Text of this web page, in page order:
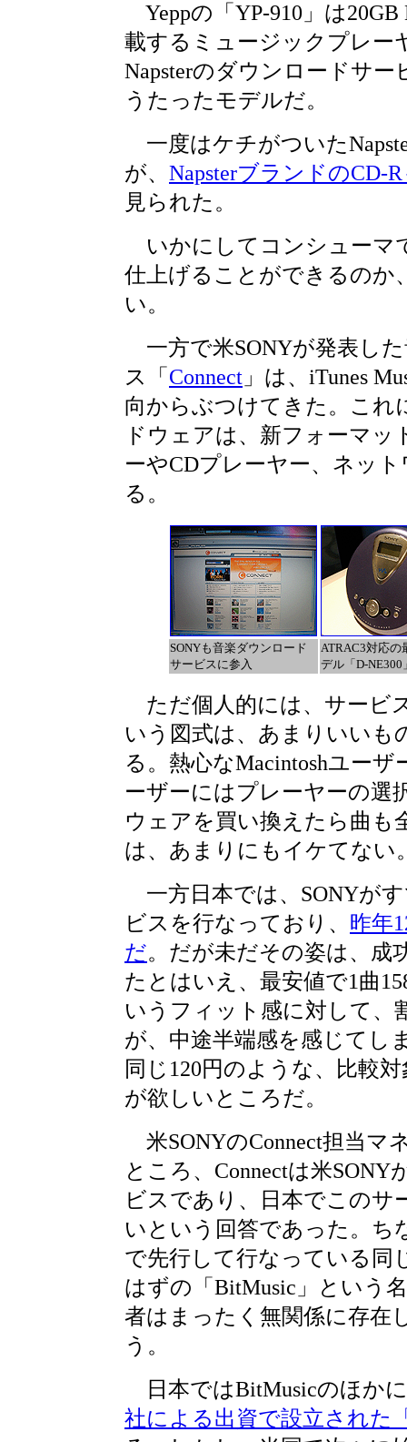
Yeppの「YP-910」は20GB
載するミュージックプレー
Napsterのダウンロードサー
うたったモデルだ。
一度はケチがついた
が、 NapsterブランドのCD-
見られた。
いかにしてコンシューマ
仕上げることができるのか
い。
一方で米SONYが発表し
ス「 Connect 」は、iTunes
向からぶつけてきた。これ
ドウェアは、新フォーマ
ーやCDプレーヤー、ネッ
る。
SONYも音楽ダウンロード
サービスに参入
ATRAC3対応の
デル「D-NE300
ただ個人的には、サービ
いう図式は、あまりいいも
る。熱心なMacintoshユー
ーザーにはプレーヤーの選
ウェアを買い換えたら曲も
は、あまりにもイケてない
一方日本では、SONYが
ビスを行なっており、 昨年
だ。だが未だその姿は、成
たとはいえ、最安値で1曲
いうフィット感に対して、
が、中途半端感を感じてし
同じ120円のような、比較
が欲しいところだ。
米SONYのConnect担当マ
ところ、Connectは米
ビスであり、日本でこのサ
いという回答であった。ち
で先行して行なっている同
はずの「BitMusic」という
者はまったく無関係に存在
う。
日本ではBitMusicのほか
社による出資で設立された